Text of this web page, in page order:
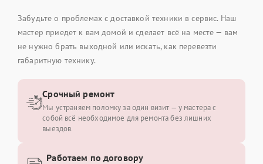
Забудьте о проблемах с доставкой техники в сервис. Наш
мастер приедет к вам домой и сделает всё на месте — вам
не нужно брать выходной или искать, как перевезти
габаритную технику.
Срочный ремонт
Мы устраняем поломку за один визит — у мастера с
собой всё необходимое для ремонта без лишних
выездов.
Работаем по договору